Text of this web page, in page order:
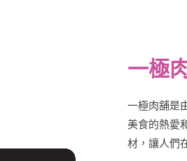
一極
一極肉舖是
美食的熱愛
材，讓人們